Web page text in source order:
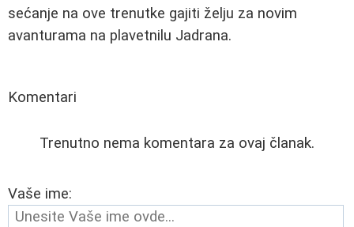
sećanje na ove trenutke gajiti želju za novim
avanturama na plavetnilu Jadrana.
Komentari
Trenutno nema komentara za ovaj članak.
Vaše ime: